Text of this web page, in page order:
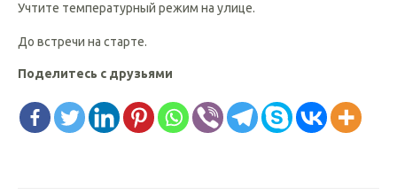
Учтите температурный режим на улице.
До встречи на старте.
Поделитесь с друзьями